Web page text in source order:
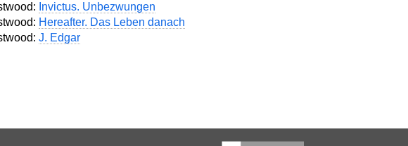
Invictus. Unbezwungen
Hereafter. Das Leben danach
J. Edgar